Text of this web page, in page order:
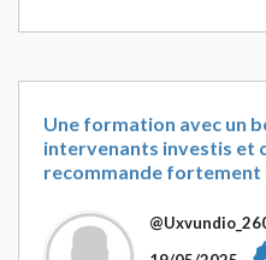
Une formation avec un
intervenants investis et
recommande fortement